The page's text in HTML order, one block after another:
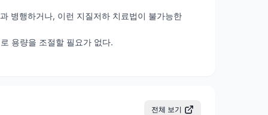
병행하거나, 이런 지질저하 치료법이 불가능한
용량을 조절할 필요가 없다.
전체 보기